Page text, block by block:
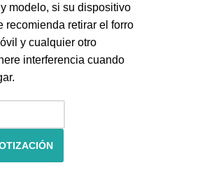
modelo, si su dispositivo
recomienda retirar el forro
y cualquier otro
interferencia cuando